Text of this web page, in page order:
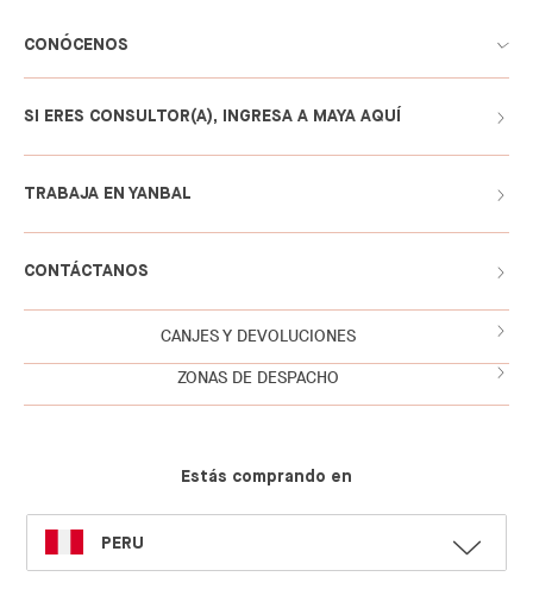
CONÓCENOS
SI ERES CONSULTOR(A), INGRESA A MAYA AQUÍ
TRABAJA EN YANBAL
CONTÁCTANOS
CANJES Y DEVOLUCIONES
ZONAS DE DESPACHO
Estás comprando en
SELECT
LANGUAGE
PERU